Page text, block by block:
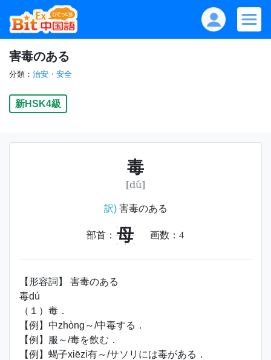
害毒のある
分類： 治安・安全
新HSK4級
毒
[dú]
訳)害毒のある
部首： 母 画数： 4
【形容詞】 害毒のある
毒dú
（１）毒．
【例】中zhòng～/中毒する．
【例】服～/毒を飲む．
【例】蝎子xiēzi有～/サソリには毒がある．